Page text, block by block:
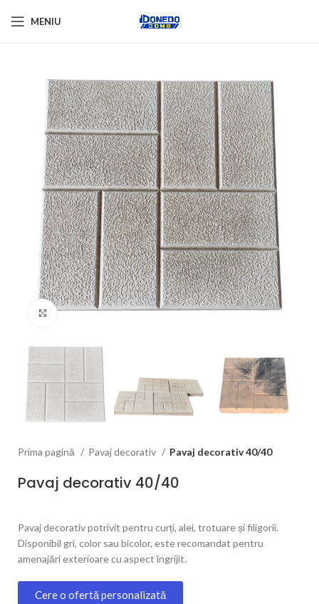
MENIU
Click pentru a mări
Prima pagină Pavaj decorativ Pavaj decorativ 40/40
Pavaj decorativ 40/40
Pavaj decorativ potrivit pentru curți, alei, trotuare și filigorii.
Disponibil gri, color sau bicolor, este recomandat pentru
amenajări exterioare cu aspect îngrijit.
Cere o ofertă personalizată